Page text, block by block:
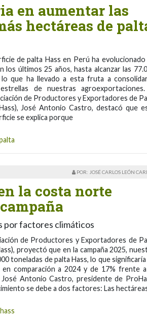
en aumentar las
hectáreas de
de palta Hass en Perú ha evolucionado
los últimos 25 años, hasta alcanzar las
que ha llevado a esta fruta a
de nuestras agroexportaciones.
de Productores y Exportadores de
José Antonio Castro, destacó que
se explica porque
POR: JOSÉ CARLOS LEÓN
la costa norte
por factores climáticos
de Productores y Exportadores de
proyectó que en la campaña 2025,
toneladas de palta Hass, lo que significaría
comparación a 2024 y de 17% frente
Antonio Castro, presidente de
se debe a dos factores: Las